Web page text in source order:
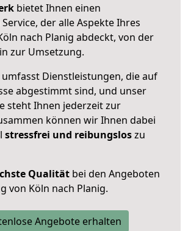
bietet Ihnen einen
der alle Aspekte Ihres
nach Planig abdeckt, von der
zur Umsetzung.
Dienstleistungen, die auf
abgestimmt sind, und unser
steht Ihnen jederzeit zur
können wir Ihnen dabei
stressfrei und reibungsloszu
Qualität bei den Angeboten
von Köln nach Planig.
Angebote erhalten